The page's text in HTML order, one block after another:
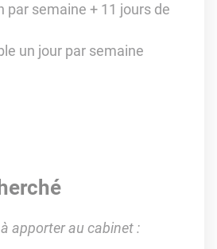
par semaine + 11 jours de
un jour par semaine
apporter au cabinet :